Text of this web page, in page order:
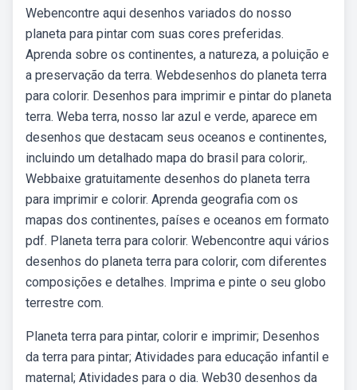
Webencontre aqui desenhos variados do nosso
planeta para pintar com suas cores preferidas.
Aprenda sobre os continentes, a natureza, a poluição e
a preservação da terra. Webdesenhos do planeta terra
para colorir. Desenhos para imprimir e pintar do planeta
terra. Weba terra, nosso lar azul e verde, aparece em
desenhos que destacam seus oceanos e continentes,
incluindo um detalhado mapa do brasil para colorir,.
Webbaixe gratuitamente desenhos do planeta terra
para imprimir e colorir. Aprenda geografia com os
mapas dos continentes, países e oceanos em formato
pdf. Planeta terra para colorir. Webencontre aqui vários
desenhos do planeta terra para colorir, com diferentes
composições e detalhes. Imprima e pinte o seu globo
terrestre com.
Planeta terra para pintar, colorir e imprimir; Desenhos
da terra para pintar; Atividades para educação infantil e
maternal; Atividades para o dia. Web30 desenhos da